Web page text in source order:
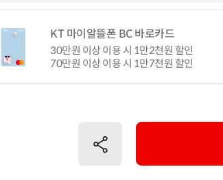
KT 마이알뜰폰 BC 바로카드
30만원 이상 이용 시 1만2천원 할인
70만원 이상 이용 시 1만7천원 할인
공유하기